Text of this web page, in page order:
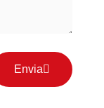
Envia